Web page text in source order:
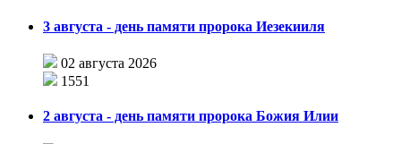
3 августа - день памяти пророка Иезекииля
02 августа 2026
1551
2 августа - день памяти пророка Божия Илии